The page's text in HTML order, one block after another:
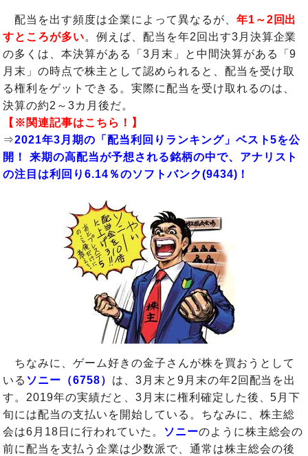
配当を出す頻度は企業によって異なるが、 年1～2回出
すところが多い。例えば、配当を年2回出す3月決算企業
の多くは、本決算がある「3月末」と中間決算がある「9
月末」の時点で株主として認められると、配当を受け取
る権利をゲットできる。実際に配当を受け取れるのは、
決算の約2～3カ月後だ。
【※関連記事はこちら！】
⇒2021年3月期の「配当利回りランキング」ベスト5を公
開！ 来期の高配当が予想される銘柄の中で、アナリスト
の注目は利回り6.14％のソフトバンク(9434)！
ちなみに、ゲーム好きの金子さんが株を買おうとして
いる ソニー（6758） は、3月末と9月末の年2回配当を出
す。2019年の実績だと、3月末に権利確定した後、5月下
旬には配当の支払いを開始している。ちなみに、株主総
会は6月18日に行われていた。
ソニーのように株主総会の
前に配当を支払う企業は少数派で、通常は株主総会の後